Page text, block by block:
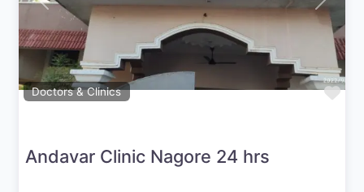
Doctors & Clinics
Previous Next
Andavar Clinic Nagore 24 hrs